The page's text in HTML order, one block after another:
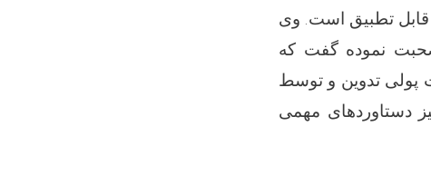
تطبیق است. وی
نموده گفت که
پولی تدوین و توسط
دستاوردهای مهمی